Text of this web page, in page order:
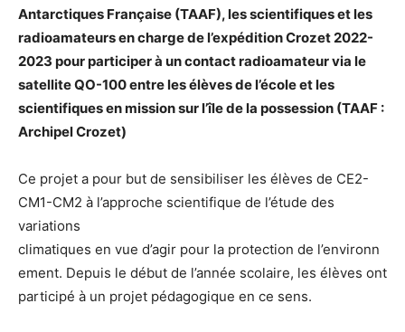
Antarctiques Française (TAAF), les scientifiques et les
radioamateurs en charge de l’expédition Crozet 2022-
2023 pour participer à un contact radioamateur via le
satellite QO-100 entre les élèves de l’école et les
scientifiques en mission sur l’île de la possession (TAAF :
Archipel Crozet)
Ce projet a pour but de sensibiliser les élèves de CE2-
CM1-CM2 à l’approche scientifique de l’étude des
variations
climatiques en vue d’agir pour la protection de l’environn
ement. Depuis le début de l’année scolaire, les élèves ont
participé à un projet pédagogique en ce sens.